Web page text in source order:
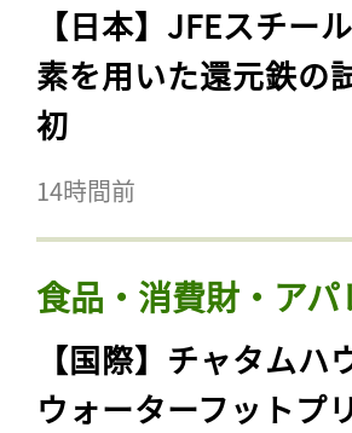
【日本】JFEスチー
素を用いた還元鉄の
初
14時間前
食品・消費財・アパ
【国際】チャタム
ウォーターフットプ